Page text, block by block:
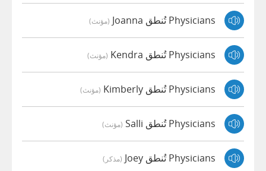
Physicians تُنطق Joanna (مؤنث)
Physicians تُنطق Kendra (مؤنث)
Physicians تُنطق Kimberly (مؤنث)
Physicians تُنطق Salli (مؤنث)
Physicians تُنطق Joey (مذكر)